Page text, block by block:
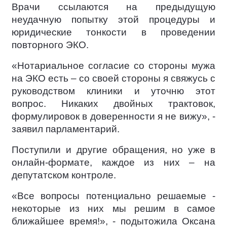
Врачи ссылаются на предыдущую
неудачную попытку этой процедуры и
юридические тонкости в проведении
повторного ЭКО.
«Нотариальное согласие со стороны мужа
на ЭКО есть – со своей стороны я свяжусь с
руководством клиники и уточню этот
вопрос. Никаких двойных трактовок,
формулировок в доверенности я не вижу», -
заявил парламентарий.
Поступили и другие обращения, но уже в
онлайн-формате, каждое из них – на
депутатском контроле.
«Все вопросы потенциально решаемые -
некоторые из них мы решим в самое
ближайшее время!», - подытожила Оксана